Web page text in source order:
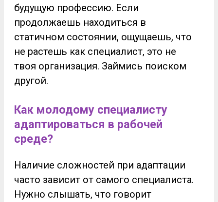
будущую профессию. Если
продолжаешь находиться в
статичном состоянии, ощущаешь, что
не растешь как специалист, это не
твоя организация. Займись поиском
другой.
Как молодому специалисту
адаптироваться в рабочей
среде?
Наличие сложностей при адаптации
часто зависит от самого специалиста.
Нужно слышать, что говорит